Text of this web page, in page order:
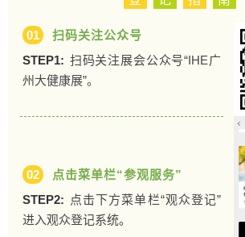
01
扫码关注公众号
STEP1: 扫码关注展会公众号“IHE广
州大健康展”。
02
点击菜单栏“参观服务”
STEP2: 点击下方菜单栏“观众登记”
进入观众登记系统。